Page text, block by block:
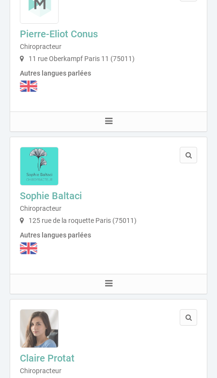
Pierre-Eliot Conus
Chiropracteur
11 rue Oberkampf Paris 11 (75011)
Autres langues parlées
Sophie Baltaci
Chiropracteur
125 rue de la roquette Paris (75011)
Autres langues parlées
Claire Protat
Chiropracteur